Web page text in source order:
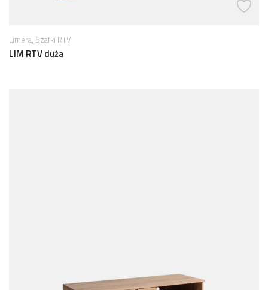
Limera, Szafki RTV
LIM RTV duża